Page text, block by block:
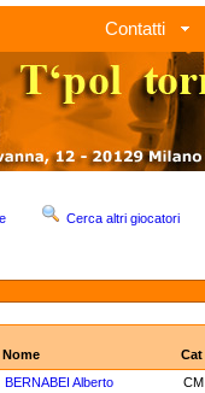
Contatti
Cerca altri giocatori
Nome Cat
BERNABEI Alberto
CM